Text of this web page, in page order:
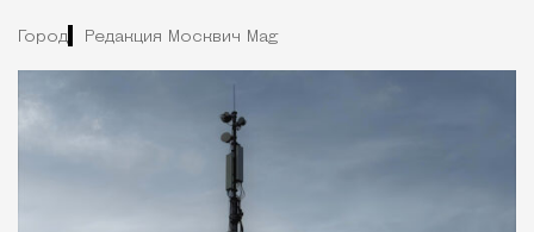
Город Редакция Москвич Mag